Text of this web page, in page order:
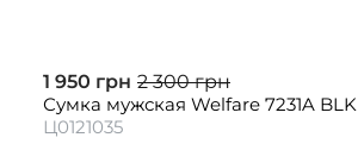
1 950 грн 2 300 грн
Сумка мужская Welfare 7231A BLK
Ц0121035